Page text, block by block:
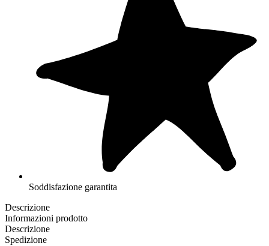
Soddisfazione garantita
Descrizione
Informazioni prodotto
Descrizione
Spedizione